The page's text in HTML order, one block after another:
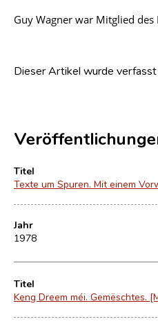
Guy Wagner war Mitglied des
Dieser Artikel wurde verfasst
Titel
Texte um Spuren. Mit einem
Jahr
1978
Titel
Keng Dreem méi. Gemëschtes.